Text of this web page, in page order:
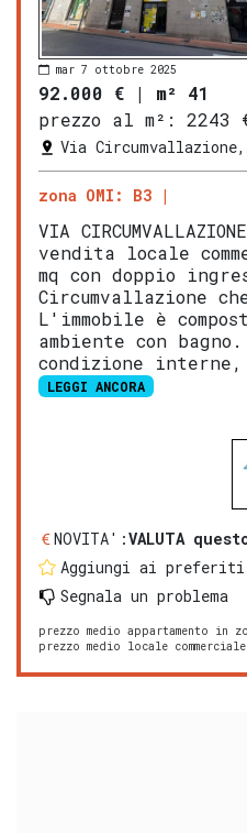
mar 7 ottobre 2025
92.000 € | m² 41
prezzo al m²:
2243
Via
zona OMI: B3
VIA
vendita locale
mq con doppio
Circumvallazione
L'immobile è
ambiente con
condizione
LEGGI ANCORA
NOVITA':VALUTA
Aggiungi ai preferiti
Segnala un problema
prezzo medio appartamento in
prezzo medio locale